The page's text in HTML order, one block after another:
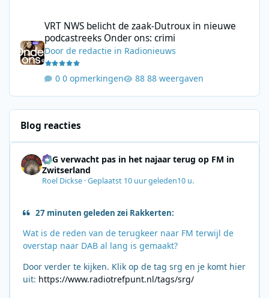
VRT NWS belicht de zaak-Dutroux in nieuwe
podcastreeks Onder ons: crimi
Doorde redactie in Radionieuws
0 opmerkingen 88 weergaven
Blog reacties
SRG verwacht pas in het najaar terug op FM in
Zwitserland
Roel Dickse ·Geplaatst 10 uur geleden10 u.
27 minuten geleden zei Rakkerten:
Wat is de reden van de terugkeer naar FM terwijl de
overstap naar DAB al lang is gemaakt?
Door verder te kijken. Klik op de tag srg en je komt hier
uit: https://www.radiotrefpunt.nl/tags/srg/